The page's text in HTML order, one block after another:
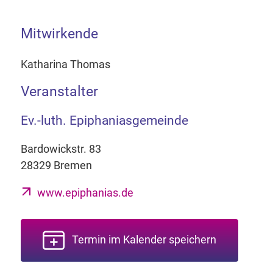
Mitwirkende
Katharina Thomas
Veranstalter
Ev.-luth. Epiphaniasgemeinde
Bardowickstr. 83
28329 Bremen
www.epiphanias.de
Termin im Kalender speichern